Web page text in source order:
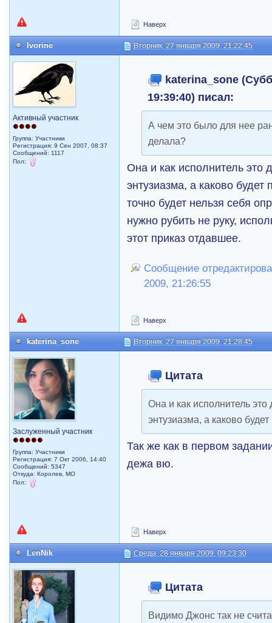
Наверх
Ivorine Вторник, 27 января 2009, 21:22:45
Активный участник
Группа: Участники
Регистрация: 9 Сен 2007, 08:37
Сообщений: 1117
Пол:
katerina_sone
19:39:40) писал:
А чем это было для нее
делала?
Она и как исполнитель это
энтузиазма, а каково будет
точно будет нельзя себя
нужно рубить не руку,
этот приказ отдавшее.
Сообщение
2009, 21:26:55
Наверх
katerina_sone Вторник, 27 января 2009, 21:28:45
Заслуженный участник
Группа: Участники
Регистрация: 7 Окт 2006, 14:40
Сообщений: 5347
Откуда: Королев, МО
Пол:
Цитата
Она и как исполнитель это
энтузиазма, а каково
Так же как в первом
дежа вю.
Наверх
LenNik Среда, 28 января 2009, 09:23:30
Цитата
Видимо Джонс так не